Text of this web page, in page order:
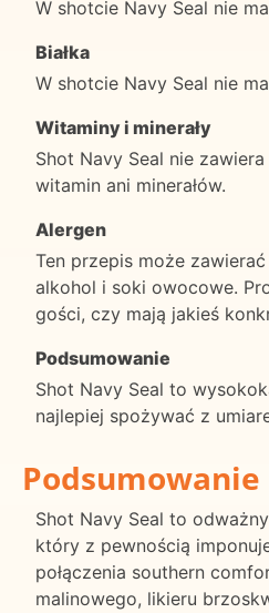
W shotcie Navy Seal nie
Białka
W shotcie Navy Seal nie ma
Witaminy i minerały
Shot Navy Seal nie
witamin ani minerałów.
Alergen
Ten przepis może
alkohol i soki owocowe.
gości, czy mają jakieś
Podsumowanie
Shot Navy Seal to
najlepiej spożywać z
Podsumowanie
Shot Navy Seal to
który z pewnością
połączenia southern
malinowego, likieru